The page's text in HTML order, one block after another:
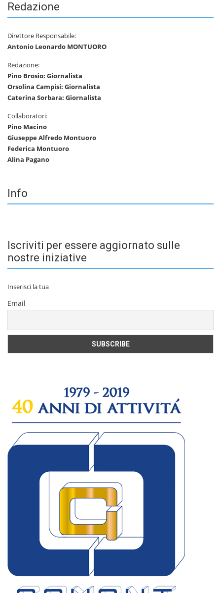
Redazione
Direttore Responsabile:
Antonio Leonardo MONTUORO
Redazione:
Pino Brosio: Giornalista
Orsolina Campisi: Giornalista
Caterina Sorbara: Giornalista
Collaboratori:
Pino Macino
Giuseppe Alfredo Montuoro
Federica Montuoro
Alina Pagano
Info
Iscriviti per essere aggiornato sulle
nostre iniziative
Inserisci la tua
Email